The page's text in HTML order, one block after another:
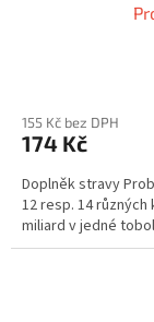
155 Kč bez DPH
174 Kč
Doplněk stravy
12 resp. 14
miliard v jedné